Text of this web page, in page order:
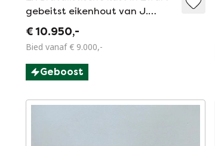
gebeitst eikenhout van J.
Batenburg voor Mi België circa
€ 10.950,-
Bied vanaf € 9.000,-
Geboost